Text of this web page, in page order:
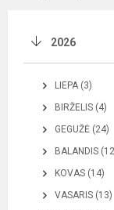
2026
LIEPA (3)
BIRŽELIS (4)
GEGUŽĖ (24)
BALANDIS
KOVAS (14)
VASARIS (13)